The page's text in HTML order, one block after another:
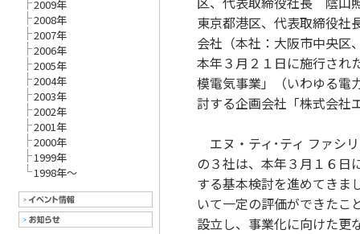
2009年
2008年
2007年
2006年
2005年
2004年
2003年
2002年
2001年
2000年
1999年
1998年～
東京都港区、代表取締役
会社（本社：大阪市中央
本年３月２１日に施行され
模電気事業」（いわゆる電
討する企画会社「株式会社
エヌ・ティ･ティ ファシ
の３社は、本年３月１６日
する基本検討を進めてきま
いて一定の評価ができたこ
設立し、事業化に向けた更